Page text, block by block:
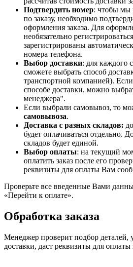
Подтвердить номер: чтобы мы
по заказу, необходимо
оформления заказа. Для
необязательно
зарегистрированы
номера телефона.
Выбор доставки: для каждого
сможете выбрать способ
транспортной компанией).
способе доставки, можно
менеджера".
Если выбрали самовывоз, то
самовывоза.
Доставка с разных складов:
будет оплачиваться отдельно.
складов будет единой.
Выбор оплаты: на текущий
оплатить заказ после его
реквизиты для оплаты Вам
Проверьте все введенные Вами
«Перейти к оплате».
Обработка заказа
Менеджер проверит подбор деталей,
доставки, даст реквизиты для оплаты